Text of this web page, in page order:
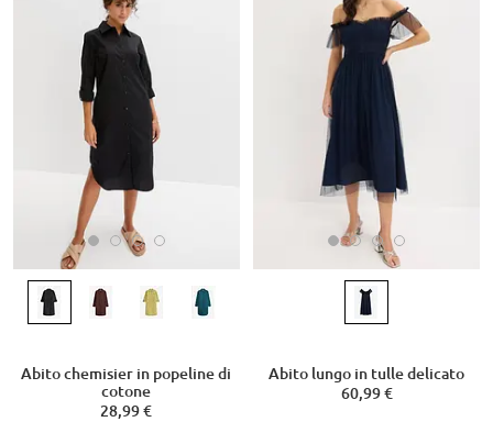
Abito chemisier in popeline di
cotone
28,99 €
Abito lungo in tulle delicato
60,99 €